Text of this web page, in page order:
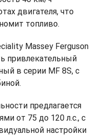
двигателя, что
топливо.
Massey Ferguson
привлекательный
в серии MF 8S, с
предлагается
от 75 до 120 л.с., с
настройки